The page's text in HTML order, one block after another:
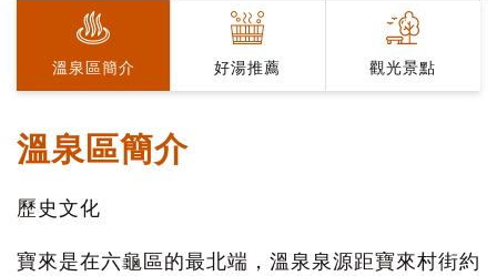
溫泉區簡介 好湯推薦 觀光景點
溫泉區簡介
歷史文化
寶來是在六龜區的最北端，溫泉泉源距寶來村街約